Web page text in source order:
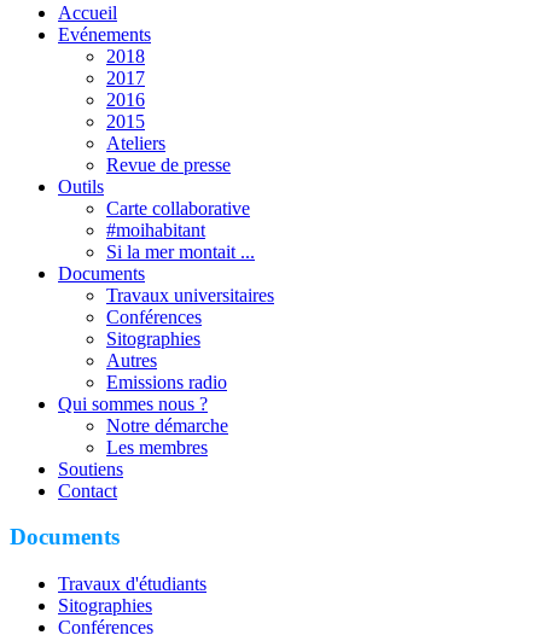
Accueil
Evénements
2018
2017
2016
2015
Ateliers
Revue de presse
Outils
Carte collaborative
#moihabitant
Si la mer montait ...
Documents
Travaux universitaires
Conférences
Sitographies
Autres
Emissions radio
Qui sommes nous ?
Notre démarche
Les membres
Soutiens
Contact
Documents
Travaux d'étudiants
Sitographies
Conférences